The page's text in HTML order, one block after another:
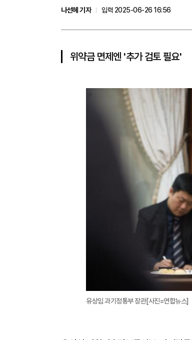
나선혜 기자
입력 2025-06-26 16:56
위약금 면제엔 '추가 검토 필요'
유상임 과기정통부 장관[사진=연합뉴스]